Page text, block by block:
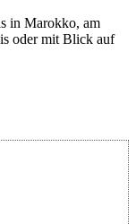
in Marokko, am
oder mit Blick auf